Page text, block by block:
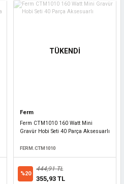
TÜKENDİ
Ferm
Ferm CTM1010 160 Watt Mini
Gravür Hobi Seti 40 Parça Aksesuarlı
FERM.CTM1010
%20
444,91 TL
355,93 TL